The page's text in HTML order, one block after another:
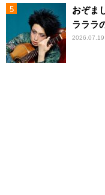
おぞま
ラララ
2026.07.19